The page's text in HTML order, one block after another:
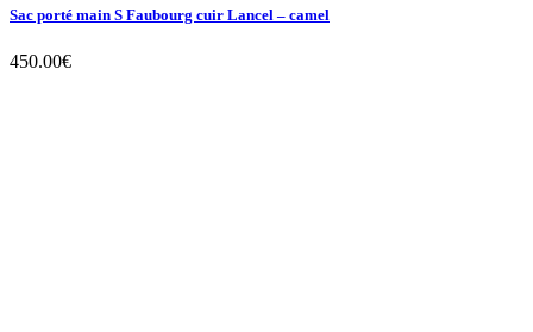
Sac porté main S Faubourg cuir Lancel – camel
450.00€